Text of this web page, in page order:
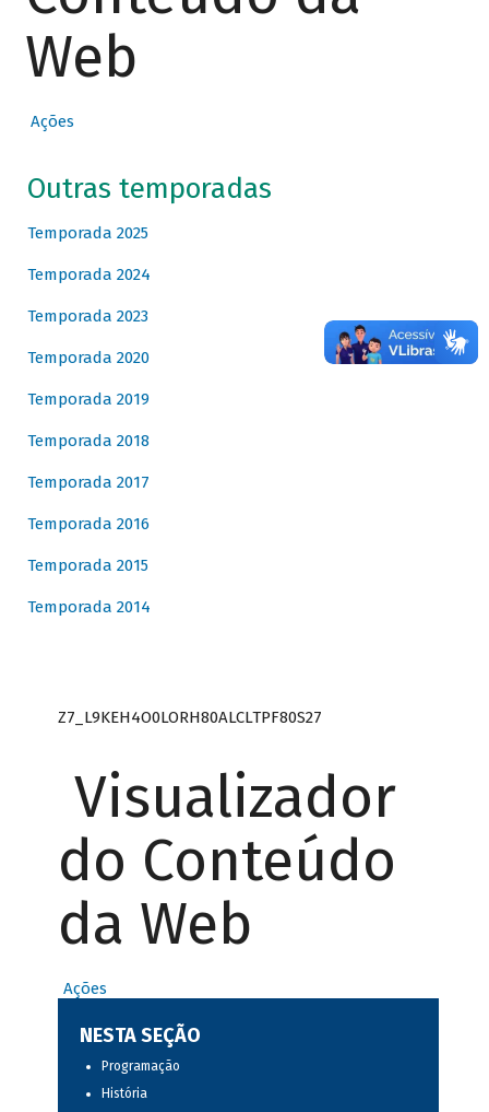
Web
Ações
Outras temporadas
Temporada 2025
Temporada 2024
Temporada 2023
Temporada 2020
Temporada 2019
Temporada 2018
Temporada 2017
Temporada 2016
Temporada 2015
Temporada 2014
Z7_L9KEH4O0LORH80ALCLTPF80S27
Visualizador
do Conteúdo
da Web
Ações
NESTA SEÇÃO
Programação
História